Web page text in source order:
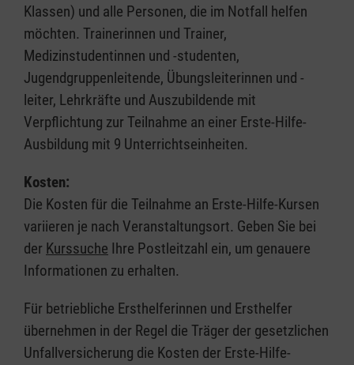
Klassen) und alle Personen, die im Notfall helfen
möchten. Trainerinnen und Trainer,
Medizinstudentinnen und -studenten,
Jugendgruppenleitende, Übungsleiterinnen und -
leiter, Lehrkräfte und Auszubildende mit
Verpflichtung zur Teilnahme an einer Erste-Hilfe-
Ausbildung mit 9 Unterrichtseinheiten.
Kosten:
Die Kosten für die Teilnahme an Erste-Hilfe-Kursen
variieren je nach Veranstaltungsort. Geben Sie bei
der Kurssuche Ihre Postleitzahl ein, um genauere
Informationen zu erhalten.
Für betriebliche Ersthelferinnen und Ersthelfer
übernehmen in der Regel die Träger der gesetzlichen
Unfallversicherung die Kosten der Erste-Hilfe-